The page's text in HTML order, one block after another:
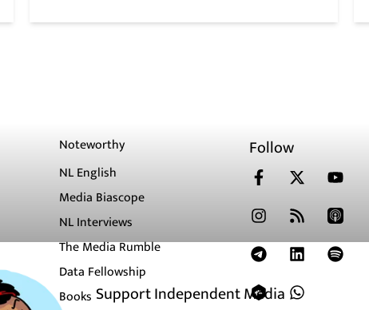
Support Independent Media
Noteworthy
NL English
Media Biascope
NL Interviews
The Media Rumble
Data Fellowship
Books
Follow